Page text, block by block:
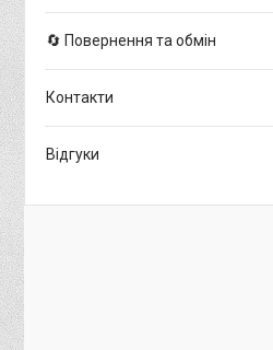
🔄 Повернення та обмін
Контакти
Відгуки